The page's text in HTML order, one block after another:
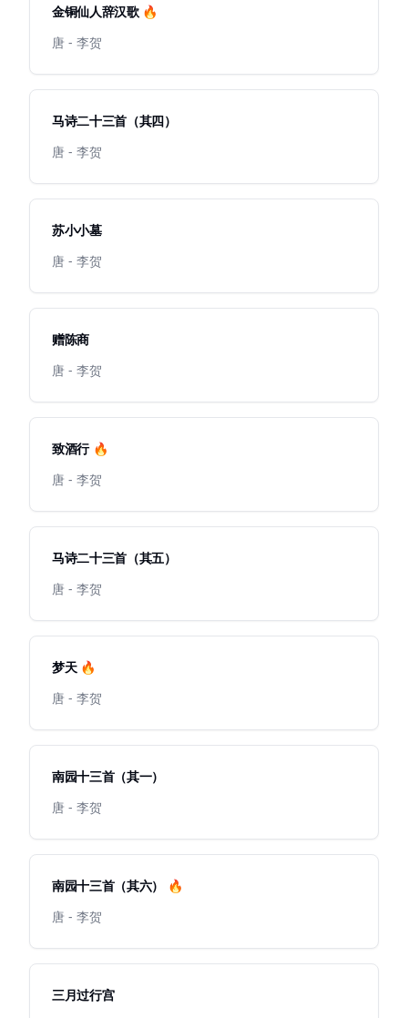
金铜仙人辞汉歌 🔥
唐 - 李贺
马诗二十三首（其四）
唐 - 李贺
苏小小墓
唐 - 李贺
赠陈商
唐 - 李贺
致酒行 🔥
唐 - 李贺
马诗二十三首（其五）
唐 - 李贺
梦天 🔥
唐 - 李贺
南园十三首（其一）
唐 - 李贺
南园十三首（其六） 🔥
唐 - 李贺
三月过行宫